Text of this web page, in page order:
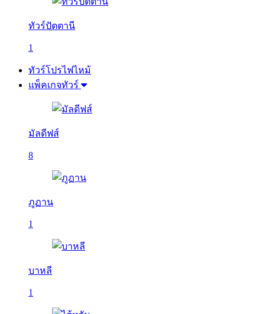
ทัวร์ปัตตานี
1
ทัวร์โปรไฟไหม้
แพ็คเกจทัวร์
มัลดีฟส์
8
ภูฏาน
1
บาหลี
1